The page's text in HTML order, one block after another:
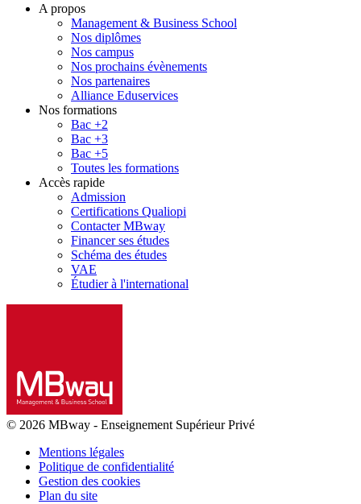
A propos
Management & Business School
Nos diplômes
Nos campus
Nos prochains évènements
Nos partenaires
Alliance Eduservices
Nos formations
Bac +2
Bac +3
Bac +5
Toutes les formations
Accès rapide
Admission
Certifications Qualiopi
Contacter MBway
Financer ses études
Schéma des études
VAE
Étudier à l'international
© 2026 MBway - Enseignement Supérieur Privé
Mentions légales
Politique de confidentialité
Gestion des cookies
Plan du site